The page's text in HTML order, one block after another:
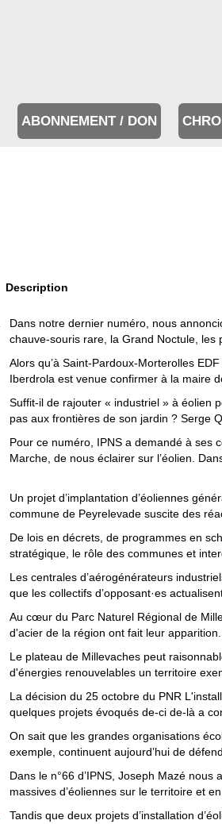
ABONNEMENT / DON
Description
Dans notre dernier numéro, nous
chauve-souris rare, la Grand Noctule, les
Alors qu’à Saint-Pardoux-Morterolles
Iberdrola est venue confirmer à la maire
Suffit-il de rajouter « industriel » à éolien
pas aux frontières de son jardin ? Serge
Pour ce numéro, IPNS a demandé à ses
Marche, de nous éclairer sur l’éolien.
Un projet d’implantation d’éoliennes
commune de Peyrelevade suscite des
De lois en décrets, de programmes en
stratégique, le rôle des communes et
Les centrales d’aérogénérateurs
que les collectifs d’opposant·es
Au cœur du Parc Naturel Régional de
d'acier de la région ont fait leur apparition.
Le plateau de Millevaches peut
d'énergies renouvelables un territoire
La décision du 25 octobre du PNR
quelques projets évoqués de-ci de-là a
On sait que les grandes organisations
exemple, continuent aujourd’hui de
Dans le n°66 d’IPNS, Joseph Mazé
massives d’éoliennes sur le territoire et en
Tandis que deux projets d’installation